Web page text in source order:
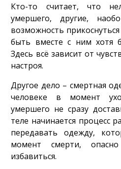
Кто-то считает, что
умершего, другие,
возможность
быть вместе с ним хотя
Здесь всё зависит от
настроя.
Другое дело – смертная
человеке в момент
умершего не сразу
теле начинается процесс
передавать одежду,
момент смерти,
избавиться.